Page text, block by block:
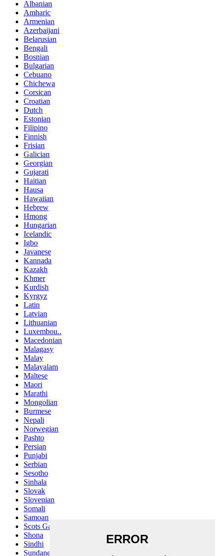
Albanian
Amharic
Armenian
Azerbaijani
Belarusian
Bengali
Bosnian
Bulgarian
Cebuano
Chichewa
Corsican
Croatian
Dutch
Estonian
Filipino
Finnish
Frisian
Galician
Georgian
Gujarati
Haitian
Hausa
Hawaiian
Hebrew
Hmong
Hungarian
Icelandic
Igbo
Javanese
Kannada
Kazakh
Khmer
Kurdish
Kyrgyz
Latin
Latvian
Lithuanian
Luxembou..
Macedonian
Malagasy
Malay
Malayalam
Maltese
Maori
Marathi
Mongolian
Burmese
Nepali
Norwegian
Pashto
Persian
Punjabi
Serbian
Sesotho
Sinhala
Slovak
Slovenian
Somali
Samoan
Scots Gaelic
Shona
Sindhi
Sundanese